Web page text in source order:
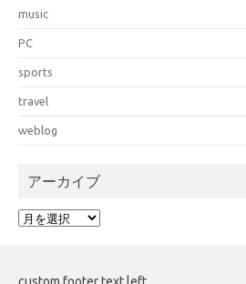
music
PC
sports
travel
weblog
アーカイブ
ア
custom footer text left